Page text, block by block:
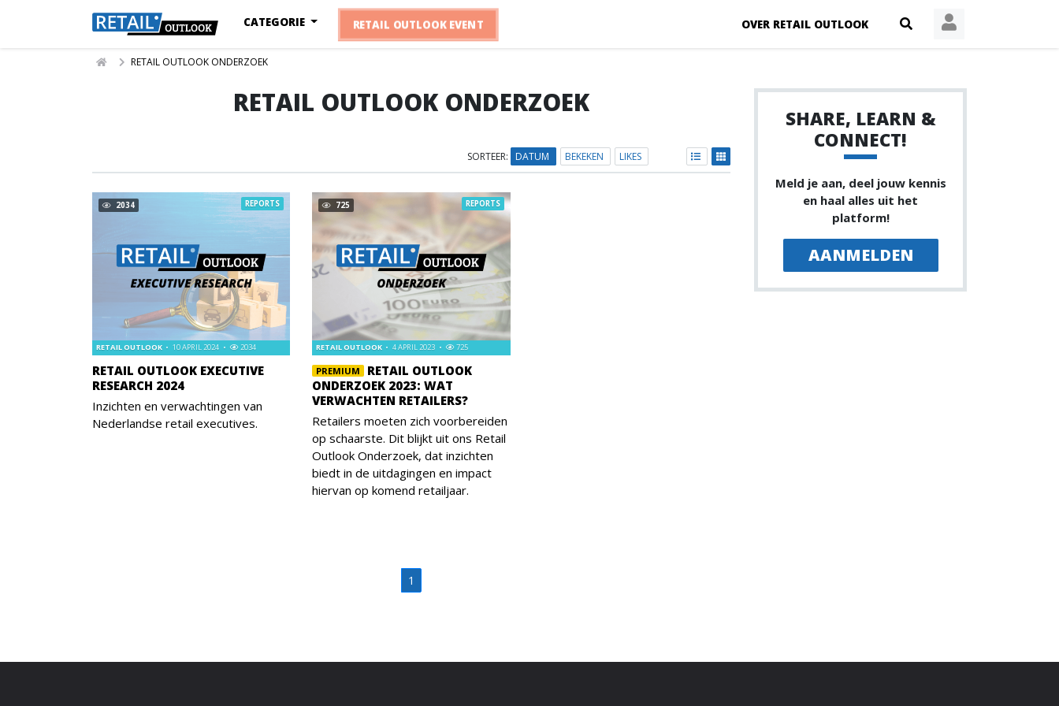
OVER RETAIL OUTLOOK
CATEGORIE RETAIL OUTLOOK EVENT
RETAIL OUTLOOK ONDERZOEK
RETAIL OUTLOOK ONDERZOEK
SORTEER: DATUM BEKEKEN LIKES
2034
RETAIL OUTLOOK EXECUTIVE
RESEARCH 2024
RETAIL OUTLOOK 10 APRIL 2024 2034
REPORTS
Inzichten en verwachtingen van
Nederlandse retail executives.
725
PREMIUM
RETAIL OUTLOOK
ONDERZOEK 2023: WAT
VERWACHTEN RETAILERS?
RETAIL OUTLOOK 4 APRIL 2023 725
REPORTS
Retailers moeten zich voorbereiden
op schaarste. Dit blijkt uit ons Retail
Outlook Onderzoek, dat inzichten
biedt in de uitdagingen en impact
hiervan op komend retailjaar.
1
SHARE, LEARN &
CONNECT!
Meld je aan, deel jouw kennis
en haal alles uit het
platform!
AANMELDEN